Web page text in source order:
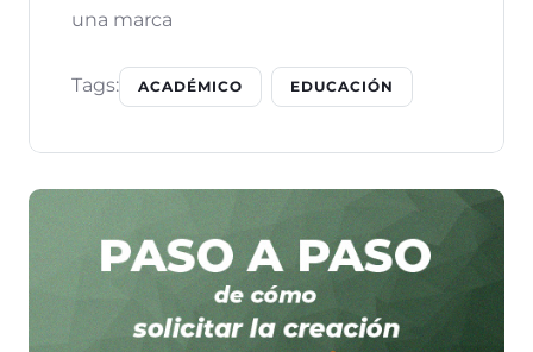
una marca
Tags: ACADÉMICO EDUCACIÓN